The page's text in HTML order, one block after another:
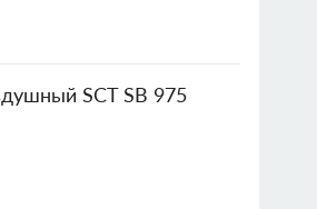
SCT SB 975